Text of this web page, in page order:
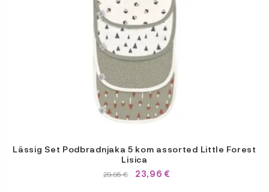
Lässig Set Podbradnjaka 5 kom assorted Little Forest
Lisica
IZVORNA
29,95€TRENUTNA
23,96€